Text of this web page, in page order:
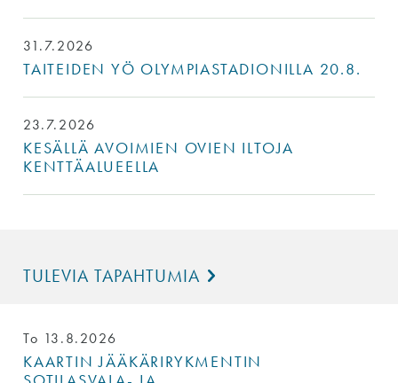
31.7.2026
TAITEIDEN YÖ OLYMPIASTADIONILLA 20.8.
23.7.2026
KESÄLLÄ AVOIMIEN OVIEN ILTOJA
KENTTÄALUEELLA
TULEVIA TAPAHTUMIA
To 13.8.2026
KAARTIN JÄÄKÄRIRYKMENTIN